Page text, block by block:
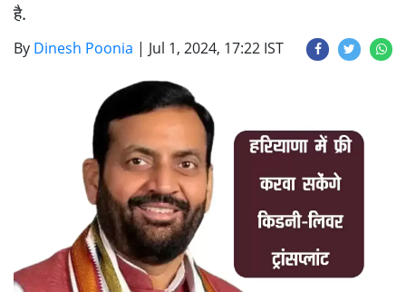
है.
By Dinesh Poonia | Jul 1, 2024, 17:22 IST